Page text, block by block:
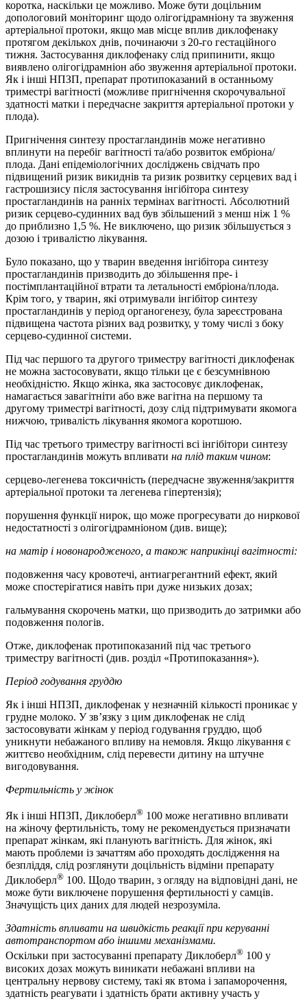
коротка, наскільки це можливо. Може бути доцільним
допологовий моніторинг щодо олігогідрамніону та звуження
артеріальної протоки, якщо мав місце вплив диклофенаку
протягом декількох днів, починаючи з 20-го гестаційного
тижня. Застосування диклофенаку слід припинити, якщо
виявлено олігогідрамніон або звуження артеріальної протоки.
Як і інші НПЗП, препарат протипоказаний в останньому
триместрі вагітності (можливе пригнічення скорочувальної
здатності матки і передчасне закриття артеріальної протоки у
плода).
Пригнічення синтезу простагландинів може негативно
вплинути на перебіг вагітності та/або розвиток ембріона/
плода. Дані епідеміологічних досліджень свідчать про
підвищений ризик викиднів та ризик розвитку серцевих вад і
гастрошизису після застосування інгібітора синтезу
простагландинів на ранніх термінах вагітності. Абсолютний
ризик серцево-судинних вад був збільшений з менш ніж 1 %
до приблизно 1,5 %. Не виключено, що ризик збільшується з
дозою і тривалістю лікування.
Було показано, що у тварин введення інгібітора синтезу
простагландинів призводить до збільшення пре- і
постімплантаційної втрати та летальності ембріона/плода.
Крім того, у тварин, які отримували інгібітор синтезу
простагландинів у період органогенезу, була зареєстрована
підвищена частота різних вад розвитку, у тому числі з боку
серцево-судинної системи.
Під час першого та другого триместру вагітності диклофенак
не можна застосовувати, якщо тільки це є безсумнівною
необхідністю. Якщо жінка, яка застосовує диклофенак,
намагається завагітніти або вже вагітна на першому та
другому триместрі вагітності, дозу слід підтримувати якомога
нижчою, тривалість лікування якомога коротшою.
Під час третього триместру вагітності всі інгібітори синтезу
простагландинів можуть впливати на плід таким чином:
серцево-легенева токсичність (передчасне звуження/закриття
артеріальної протоки та легенева гіпертензія);
порушення функції нирок, що може прогресувати до ниркової
недостатності з олігогідрамніоном (див. вище);
на матір і новонародженого, а також наприкінці вагітності:
подовження часу кровотечі, антиагрегантний ефект, який
може спостерігатися навіть при дуже низьких дозах;
гальмування скорочень матки, що призводить до затримки або
подовження пологів.
Отже, диклофенак протипоказаний під час третього
триместру вагітності (див. розділ «Протипоказання»).
Період годування груддю
Як і інші НПЗП, диклофенак у незначній кількості проникає у
грудне молоко. У зв’язку з цим диклофенак не слід
застосовувати жінкам у період годування груддю, щоб
уникнути небажаного впливу на немовля. Якщо лікування є
життєво необхідним, слід перевести дитину на штучне
вигодовування.
Фертильність у жінок
Як і інші НПЗП, Диклоберл® 100 може негативно впливати
на жіночу фертильність, тому не рекомендується призначати
препарат жінкам, які планують вагітність. Для жінок, які
мають проблеми із зачаттям або проходять дослідження на
безпліддя, слід розглянути доцільність відміни препарату
Диклоберл® 100. Щодо тварин, з огляду на відповідні дані, не
може бути виключене порушення фертильності у самців.
Значущість цих даних для людей незрозуміла.
Здатність впливати на швидкість реакції при керуванні
автотранспортом або іншими механізмами.
Оскільки при застосуванні препарату Диклоберл® 100 у
високих дозах можуть виникати небажані впливи на
центральну нервову систему, такі як втома і запаморочення,
здатність реагувати і здатність брати активну участь у